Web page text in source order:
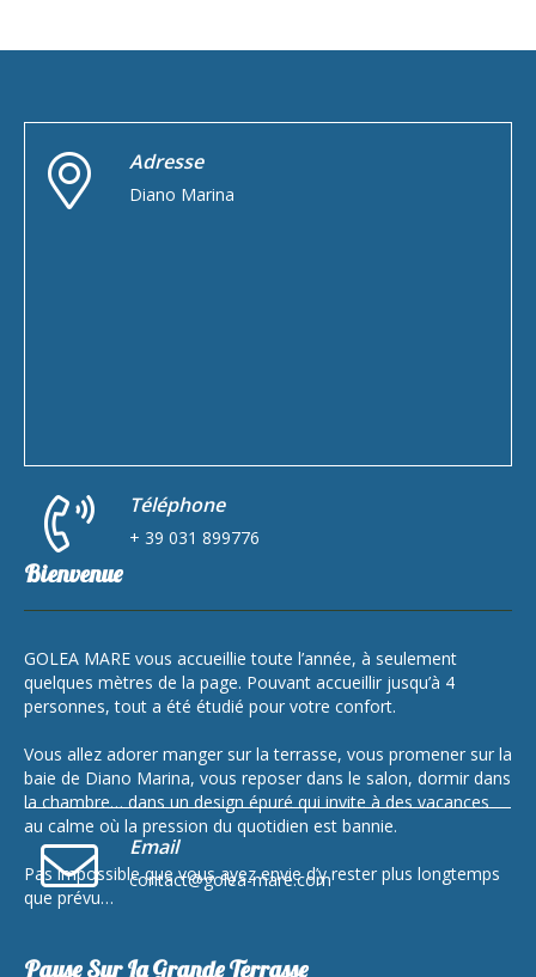
Adresse
Diano Marina
Téléphone
+ 39 031 899776
Email
contact@golea-mare.com
Bienvenue
GOLEA MARE vous accueillie toute l’année, à seulement
quelques mètres de la page. Pouvant accueillir jusqu’à 4
personnes, tout a été étudié pour votre confort.
Vous allez adorer manger sur la terrasse, vous promener sur la
baie de Diano Marina, vous reposer dans le salon, dormir dans
la chambre… dans un design épuré qui invite à des vacances
au calme où la pression du quotidien est bannie.
Pas impossible que vous ayez envie d’y rester plus longtemps
que prévu…
Pause Sur La Grande Terrasse